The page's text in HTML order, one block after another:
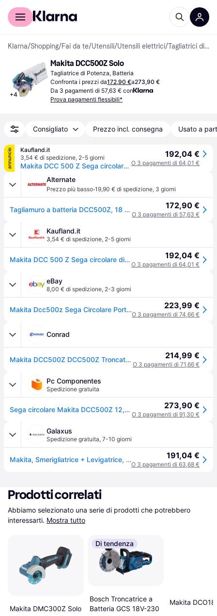
Per il tuo shopping
Klarna/Shopping/Fai da te/Utensili/Utensili elettrici/ Tagliatrici di Potenza
+4
Makita DCC500Z Solo
Tagliatrice di Potenza, Batteria
Confronta i prezzi da172,90 €a273,90 €
Da 3 pagamenti di 57,63 € con
Prova pagamenti flessibili*
Consigliato Prezzo incl. consegna Usato a
annuncio
Kaufland.it
3,54 € di spedizione, 2-5 giorni
Makita DCC 500 Z Sega circolare diamantata a batteria 18 V - 125 mm - Brushless - solo - senza batteria, senza caricabatterie
192,04 €
O 3 pagamenti di 64,01 €
Alternate
Prezzo più basso·19,90 € di spedizione, 3 giorni
Tagliamuro a batteria DCC500Z, 18 Volt, Sega circolare 172,90 €
O 3 pagamenti di 57,63 €
Kaufland.it
3,54 € di spedizione, 2-5 giorni
Makita DCC 500 Z Sega circolare diamantata a batteria 18 V - 125 mm - Brushless - solo - senza batteria, senza caricabatterie 192,04 €
O 3 pagamenti di 64,01 €
eBay
8,00 € di spedizione, 2-3 giorni
Makita Dcc500z Sega Circolare Portatile 12,5 Cm Verde 223,99 €
O 3 pagamenti di 74,66 €
Conrad
Makita DCC500Z DCC500Z Troncatrice diamantata 125 mm senza batteria 18 V 214,99 €
O 3 pagamenti di 71,66 €
Pc Componentes
Spedizione gratuita
Sega circolare Makita DCC500Z 12,5 cm Brushless 18 V batteria 273,90 €
O 3 pagamenti di 91,30 €
Galaxus
Spedizione gratuita, 7-10 giorni
Makita, Smerigliatrice + Levigatrice, DCC 500 (Troncatrice) 191,04 €
O 3 pagamenti di 63,68 €
Prodotti correlati
Abbiamo selezionato una serie di prodotti che potrebbero
interessarti. Mostra tutto
Makita DMC300Z Solo
Di tendenza
Bosch Troncatrice a
Batteria GCS 18V-230
Makita